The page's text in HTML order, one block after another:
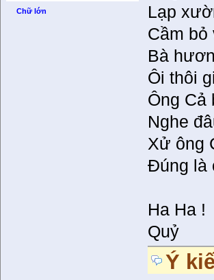
Chữ lớn
Lạp
Cầm bỏ
Bà
Ôi thôi
Ông Cả
Nghe
Xử ông
Đúng là
Ha Ha !
Quỷ
Ý